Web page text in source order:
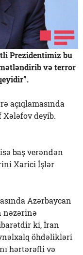
Prezidentimiz bu
və terror
açıqlamasında
deyib.
baş verəndən
Xarici İşlər
Azərbaycan
ki, İran
öhdəlikləri
hərtərəfli və